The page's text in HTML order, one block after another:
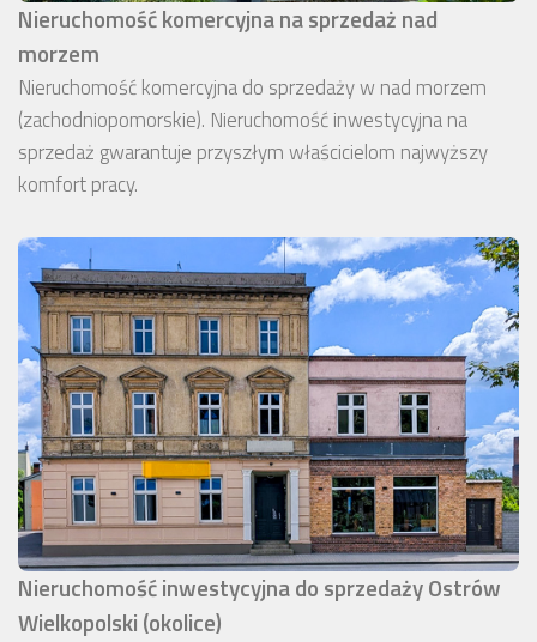
Nieruchomość komercyjna na sprzedaż nad
morzem
Nieruchomość komercyjna do sprzedaży w nad morzem
(zachodniopomorskie). Nieruchomość inwestycyjna na
sprzedaż gwarantuje przyszłym właścicielom najwyższy
komfort pracy.
Nieruchomość inwestycyjna do sprzedaży Ostrów
Wielkopolski (okolice)